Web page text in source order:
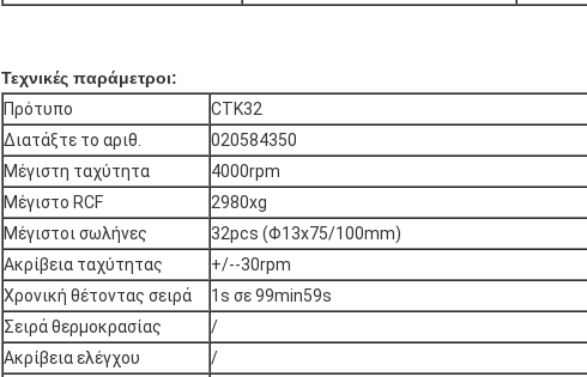
Τεχνικές παράμετροι:
Πρότυπο
CTK32
Διατάξτε το αριθ.
020584350
Μέγιστη ταχύτητα
4000rpm
Μέγιστο RCF
2980xg
Μέγιστοι σωλήνες
32pcs (Φ13x75/100mm)
Ακρίβεια ταχύτητας
+/--30rpm
Χρονική θέτοντας σειρά
1s σε 99min59s
Σειρά θερμοκρασίας
/
Ακρίβεια ελέγχου
/